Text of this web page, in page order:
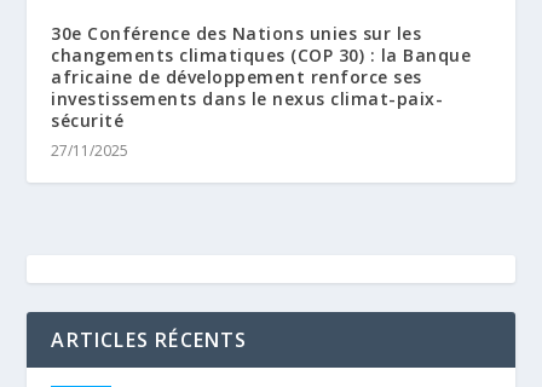
30e Conférence des Nations unies sur les
changements climatiques (COP 30) : la Banque
africaine de développement renforce ses
investissements dans le nexus climat-paix-
sécurité
27/11/2025
ARTICLES RÉCENTS